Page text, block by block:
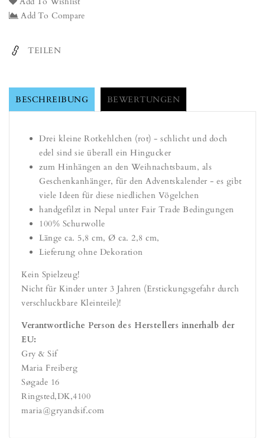
Rotkehlchen
Sif)
Sif)
Add To Compare
TEILEN
BESCHREIBUNG BEWERTUNGEN
Drei kleine Rotkehlchen (rot) - schlicht und doch
edel sind sie überall ein Hingucker
zum Hinhängen an den Weihnachtsbaum, als
Geschenkanhänger, für den Adventskalender - es gibt
viele Ideen für diese niedlichen Vögelchen
handgefilzt in Nepal unter Fair Trade Bedingungen
100% Schurwolle
Länge ca. 5,8 cm, Ø ca. 2,8 cm,
Lieferung ohne Dekoration
Kein Spielzeug!
Nicht für Kinder unter 3 Jahren (Erstickungsgefahr durch
verschluckbare Kleinteile)!
Verantwortliche Person des Herstellers innerhalb der
EU:
Gry & Sif
Maria Freiberg
Søgade 16
Ringsted,DK,4100
maria@gryandsif.com